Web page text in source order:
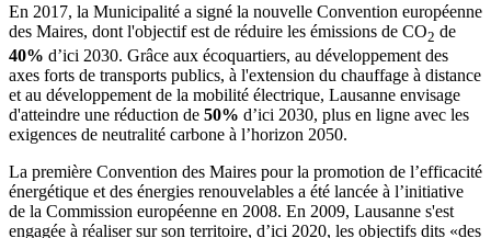
En 2017, la Municipalité a signé la nouvelle Convention européenne
des Maires, dont l'objectif est de réduire les émissions de CO2 de
40% d’ici 2030. Grâce aux écoquartiers, au développement des
axes forts de transports publics, à l'extension du chauffage à distance
et au développement de la mobilité électrique, Lausanne envisage
d'atteindre une réduction de 50% d’ici 2030, plus en ligne avec les
exigences de neutralité carbone à l’horizon 2050.
La première Convention des Maires pour la promotion de l’efficacité
énergétique et des énergies renouvelables a été lancée à l’initiative
de la Commission européenne en 2008. En 2009, Lausanne s'est
engagée à réaliser sur son territoire, d’ici 2020, les objectifs dits «des